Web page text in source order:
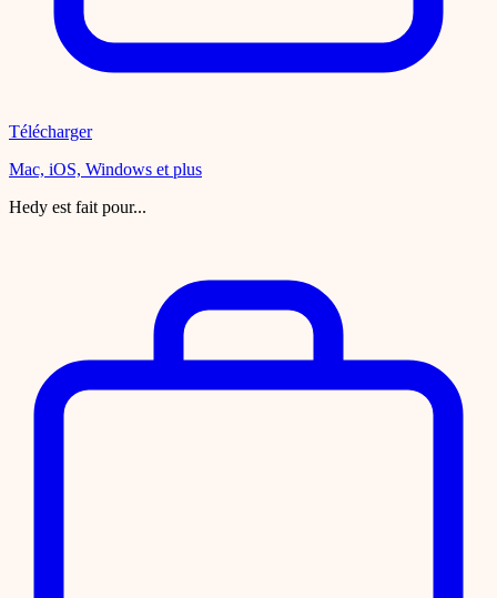
Télécharger
Mac, iOS, Windows et plus
Hedy est fait pour...